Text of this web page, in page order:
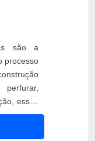
são a
processo
esses
tempo,